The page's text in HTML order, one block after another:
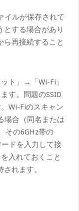
イルが保存されて
とする場合があり
ら再接続すること
ト」→「Wi-Fi」
す。問題のSSID
Wi-Fiのスキャン
場合（同名または
その6GHz帯の
ドを入力して接
入れておくこと
れます。